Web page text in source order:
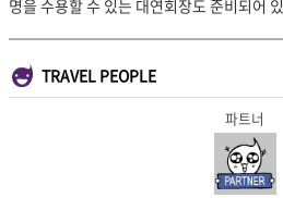
명을 수용할 수 있는 대연회장도 준비되어
TRAVEL PEOPLE
파트너